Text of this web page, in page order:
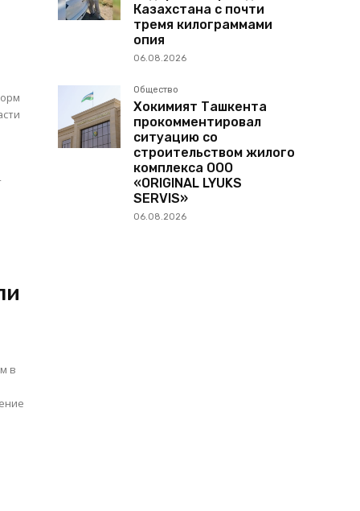
в
Казахстана с почти
тремя килограммами
опия
06.08.2026
Общество
Хокимият Ташкента
прокомментировал
ситуацию со
строительством жилого
комплекса ООО
«ORIGINAL LYUKS
SERVIS»
06.08.2026